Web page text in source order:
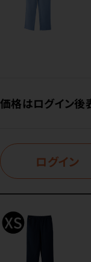
価格はログイン後
ログイン